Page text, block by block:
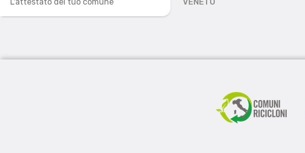
L'attestato del tuo comune
VENETO